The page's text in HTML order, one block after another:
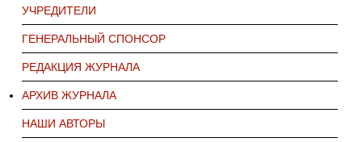
УЧРЕДИТЕЛИ
ГЕНЕРАЛЬНЫЙ СПОНСОР
РЕДАКЦИЯ ЖУРНАЛА
АРХИВ ЖУРНАЛА
НАШИ АВТОРЫ